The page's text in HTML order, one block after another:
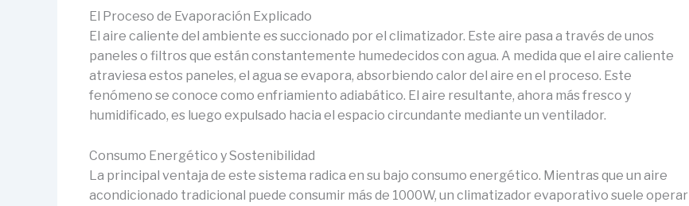
El Proceso de Evaporación Explicado
El aire caliente del ambiente es succionado por el climatizador. Este aire pasa a través de unos
paneles o filtros que están constantemente humedecidos con agua. A medida que el aire caliente
atraviesa estos paneles, el agua se evapora, absorbiendo calor del aire en el proceso. Este
fenómeno se conoce como enfriamiento adiabático. El aire resultante, ahora más fresco y
humidificado, es luego expulsado hacia el espacio circundante mediante un ventilador.
Consumo Energético y Sostenibilidad
La principal ventaja de este sistema radica en su bajo consumo energético. Mientras que un aire
acondicionado tradicional puede consumir más de 1000W, un climatizador evaporativo suele operar